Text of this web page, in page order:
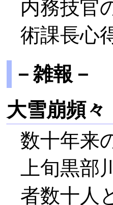
内務技官
術課長心
－雑報－
大雪崩頻々
数十年来
上旬黒
者数十人